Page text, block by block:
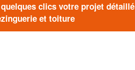
clics votre projet détaillé
et toiture